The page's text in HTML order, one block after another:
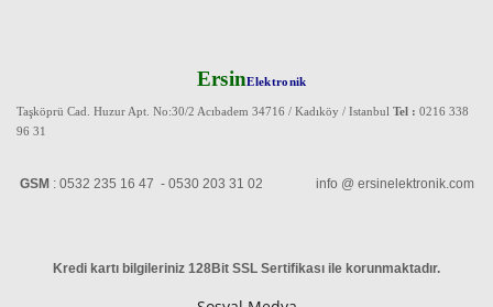
ErsinElektronik
Taşköprü Cad. Huzur Apt. No:30/2 Acıbadem 34716 / Kadıköy / Istanbul Tel : 0216 338
96 31
GSM : 0532 235 16 47 - 0530 203 31 02 info @ ersinelektronik.com
Kredi kartı bilgileriniz 128Bit SSL Sertifikası ile korunmaktadır.